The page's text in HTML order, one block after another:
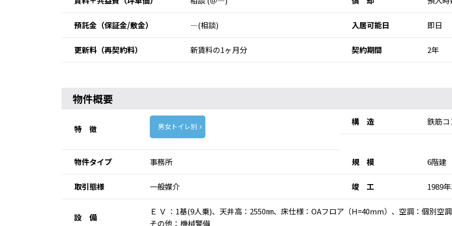
預託金 （保証金/敷金） ―(相談) 入居可能日 即日
更新料 （再契約料） 新賃料の1ヶ月分 契約期間 2年
物件概要
特 徴 男女トイレ別 構 造 鉄筋
物件タイプ 事務所 規 模 6階建
取引態様 一般媒介 竣 工 1989
設 備
Ｅ Ｖ ：1基(9人乗)、天井高：2550㎜、床仕様：OAフロア（H=40mm）、空調：個別
その他：機械警備